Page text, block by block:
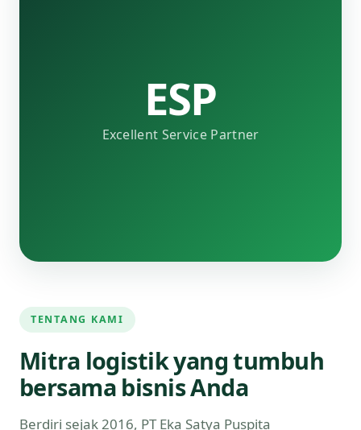
ESP
Excellent Service Partner
TENTANG KAMI
Mitra logistik yang tumbuh
bersama bisnis Anda
Berdiri sejak 2016, PT Eka Satya Puspita